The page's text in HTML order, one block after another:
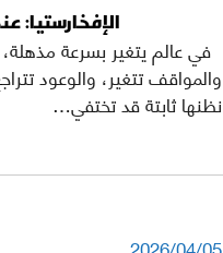
الإفخارستيا:
في عالم يتغير بسرعة
والمواقف تتغير، والوعود
نظنها ثابتة قد تختفي…